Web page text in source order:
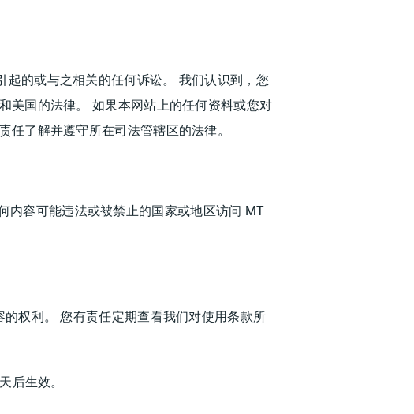
的或与之相关的任何诉讼。 我们认识到，您
美国的法律。 如果本网站上的任何资料或您对
了解并遵守所在司法管辖区的法律。
内容可能违法或被禁止的国家或地区访问 MT
权利。 您有责任定期查看我们对使用条款所
后生效。